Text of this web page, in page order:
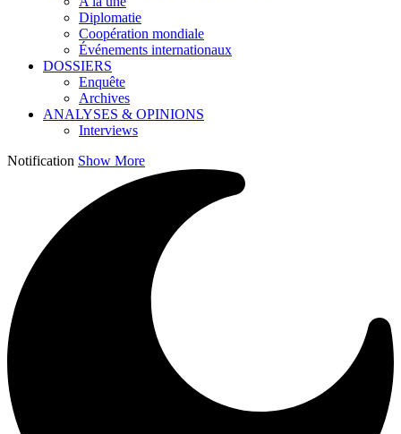
Diplomatie
Coopération mondiale
Événements internationaux
DOSSIERS
Enquête
Archives
ANALYSES & OPINIONS
Interviews
Notification Show More